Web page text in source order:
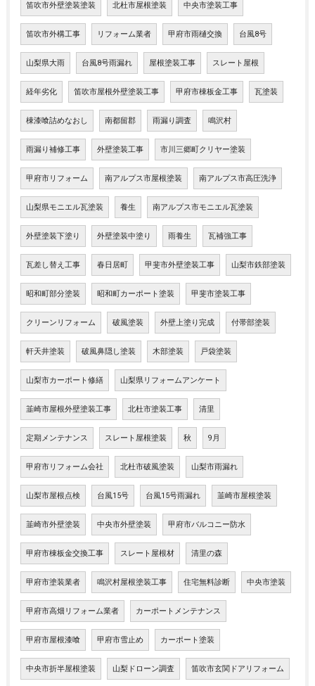
笛吹市外壁塗装塗装 北杜市屋根塗装 中央市塗装工事
笛吹市外構工事 リフォーム業者 甲府市雨樋交換 台風8号
山梨県大雨 台風8号雨漏れ 屋根塗装工事 スレート屋根
経年劣化 笛吹市屋根外壁塗装工事 甲府市棟板金工事 瓦塗装
棟漆喰詰めなおし 南都留郡 雨漏り調査 鳴沢村
雨漏り補修工事 外壁塗装工事 市川三郷町クリヤー塗装
甲府市リフォーム 南アルプス市屋根塗装 南アルプス市高圧洗浄
山梨県モニエル瓦塗装 養生 南アルプス市モニエル瓦塗装
外壁塗装下塗り 外壁塗装中塗り 雨養生 瓦補強工事
瓦差し替え工事 春日居町 甲斐市外壁塗装工事 山梨市鉄部塗装
昭和町部分塗装 昭和町カーポート塗装 甲斐市塗装工事
クリーンリフォーム 破風塗装 外壁上塗り完成 付帯部塗装
軒天井塗装 破風鼻隠し塗装 木部塗装 戸袋塗装
山梨市カーポート修繕 山梨県リフォームアンケート
韮崎市屋根外壁塗装工事 北杜市塗装工事 清里
定期メンテナンス スレート屋根塗装 秋 9月
甲府市リフォーム会社 北杜市破風塗装 山梨市雨漏れ
山梨市屋根点検 台風15号 台風15号雨漏れ 韮崎市屋根塗装
韮崎市外壁塗装 中央市外壁塗装 甲府市バルコニー防水
甲府市棟板金交換工事 スレート屋根材 清里の森
甲府市塗装業者 鳴沢村屋根塗装工事 住宅無料診断 中央市塗装
甲府市高畑リフォーム業者 カーポートメンテナンス
甲府市屋根漆喰 甲府市雪止め カーポート塗装
中央市折半屋根塗装 山梨ドローン調査 笛吹市玄関ドアリフォーム